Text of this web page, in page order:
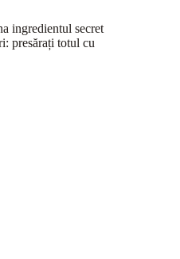
ingredientul secret
presărați totul cu